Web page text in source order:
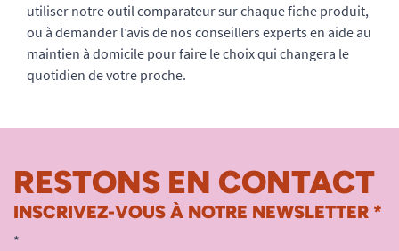
utiliser notre outil comparateur sur chaque fiche produit,
ou à demander l’avis de nos conseillers experts en aide au
maintien à domicile pour faire le choix qui changera le
quotidien de votre proche.
RESTONS EN CONTACT
INSCRIVEZ-VOUS À NOTRE NEWSLETTER *
*